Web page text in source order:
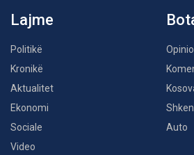
Lajme
Politikë
Kronikë
Aktualitet
Ekonomi
Sociale
Video
Auto